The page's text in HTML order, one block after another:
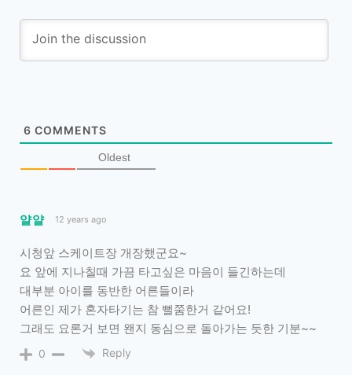
6 COMMENTS
Oldest
얄얄 12 years ago
시청앞 스케이트장 개장했군요~
요 앞에 지나칠때 가끔 타고싶은 마음이 들긴하는데
대부분 아이를 동반한 어른들이라
어른인 제가 혼자타기는 참 뻘쭘한거 같어요!
그래도 요론거 보면 왠지 동심으로 돌아가는 듯한 기분~~
0 Reply